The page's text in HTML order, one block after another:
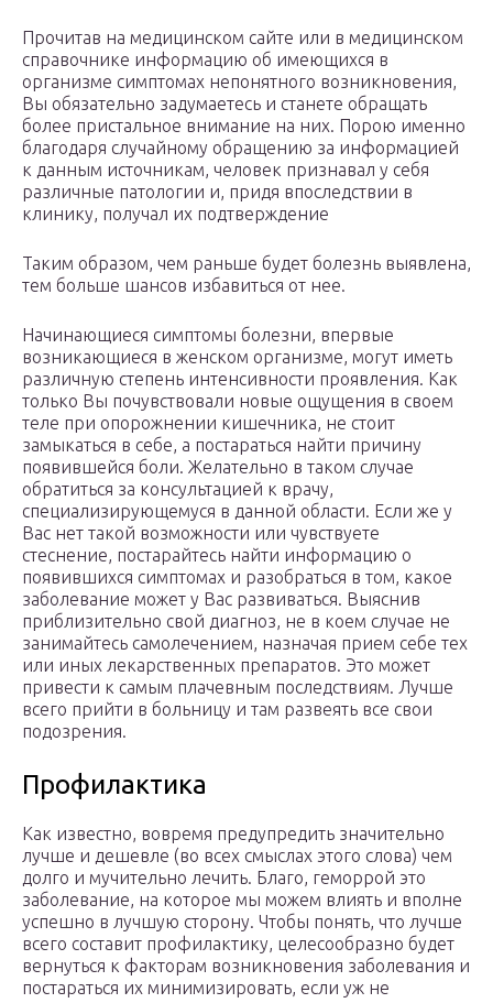
Прочитав на медицинском сайте или в медицинском
справочнике информацию об имеющихся в
организме симптомах непонятного возникновения,
Вы обязательно задумаетесь и станете обращать
более пристальное внимание на них. Порою именно
благодаря случайному обращению за информацией
к данным источникам, человек признавал у себя
различные патологии и, придя впоследствии в
клинику, получал их подтверждение
Таким образом, чем раньше будет болезнь выявлена,
тем больше шансов избавиться от нее.
Начинающиеся симптомы болезни, впервые
возникающиеся в женском организме, могут иметь
различную степень интенсивности проявления. Как
только Вы почувствовали новые ощущения в своем
теле при опорожнении кишечника, не стоит
замыкаться в себе, а постараться найти причину
появившейся боли. Желательно в таком случае
обратиться за консультацией к врачу,
специализирующемуся в данной области. Если же у
Вас нет такой возможности или чувствуете
стеснение, постарайтесь найти информацию о
появившихся симптомах и разобраться в том, какое
заболевание может у Вас развиваться. Выяснив
приблизительно свой диагноз, не в коем случае не
занимайтесь самолечением, назначая прием себе тех
или иных лекарственных препаратов. Это может
привести к самым плачевным последствиям. Лучше
всего прийти в больницу и там развеять все свои
подозрения.
Профилактика
Как известно, вовремя предупредить значительно
лучше и дешевле (во всех смыслах этого слова) чем
долго и мучительно лечить. Благо, геморрой это
заболевание, на которое мы можем влиять и вполне
успешно в лучшую сторону. Чтобы понять, что лучше
всего составит профилактику, целесообразно будет
вернуться к факторам возникновения заболевания и
постараться их минимизировать, если уж не